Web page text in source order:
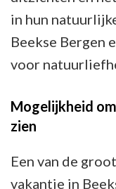
in hun
Beekse Bergen
voor
Mogelijkheid
zien
Een van de
vakantie in